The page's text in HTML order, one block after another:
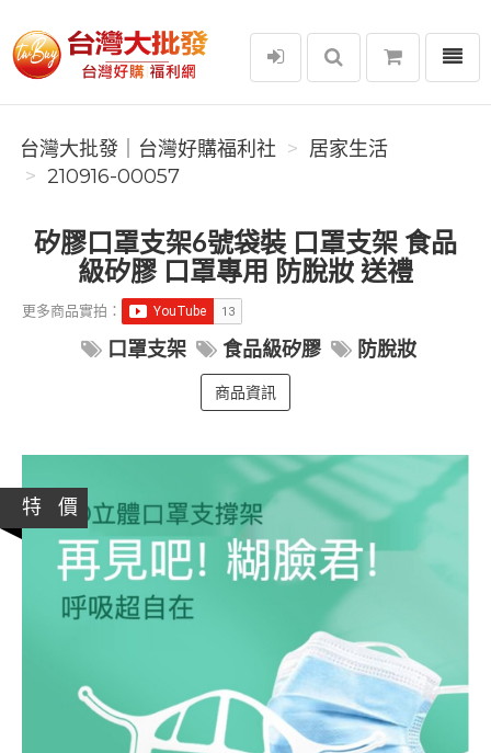
台灣大批發｜台灣好購福利社
選單
台灣大批發｜台灣好購福利社
居家生活
210916-00057
矽膠口罩支架6號袋裝 口罩支架 食品
級矽膠 口罩專用 防脫妝 送禮
更多商品實拍：
口罩支架 食品級矽膠 防脫妝
商品資訊
特 價